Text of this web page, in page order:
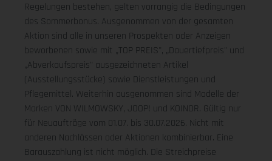
Regelungen bestehen, gelten vorrangig die Bedingungen
des Sommerbonus. Ausgenommen von der gesamten
Aktion sind alle in unseren Prospekten oder Anzeigen
beworbenen sowie mit „TOP PREIS", „Dauertiefpreis" und
„Abverkaufspreis" ausgezeichneten Artikel
(Ausstellungsstücke) sowie Dienstleistungen und
Pflegemittel. Weiterhin ausgenommen sind Modelle der
Marken VON WILMOWSKY, JOOP! und KOINOR. Gültig nur
für Neuaufträge vom 01.07. bis 30.07.2026. Nicht mit
anderen Nachlässen oder Aktionen kombinierbar. Eine
Barauszahlung ist nicht möglich. Die Streichpreise